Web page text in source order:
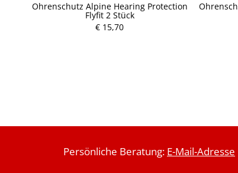
Ohrenschutz Alpine Hearing Protection
Flyfit 2 Stück
€ 15,70
Persönliche Beratung: E-Mail-Adresse